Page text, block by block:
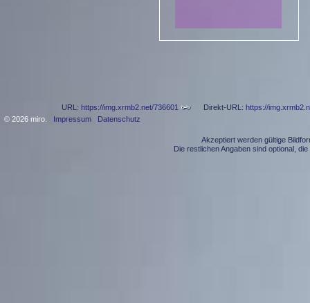
URL: https://img.xrmb2.net/736601 Direkt-URL: https://
© 2026 miro. Impressum Datenschutz
Akzeptiert werden gültige
Die restlichen Angaben sind optional,